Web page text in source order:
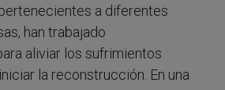
a diferentes
han trabajado
aliviar los sufrimientos
la reconstrucción. En una